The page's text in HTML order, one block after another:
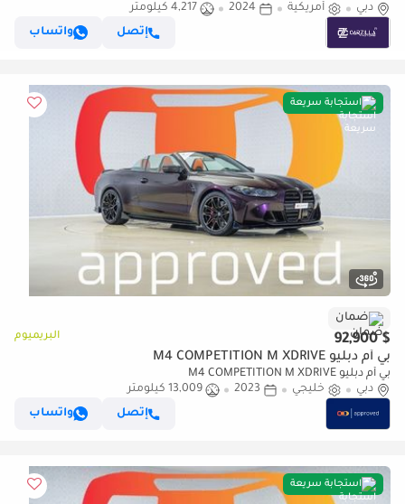
Condition l AED 5,287 / Monthly
دبي أمريكية 2024
4,217 كيلومتر
إتصل
واتساب
استجابة سريعة
ضمان
$ 92,900 البريميوم
بي أم دبليو M4 COMPETITION M XDRIVE
بي أم دبليو M4 COMPETITION M XDRIVE
دبي
خليجي 2023
13,009 كيلومتر
إتصل
واتساب
استجابة سريعة